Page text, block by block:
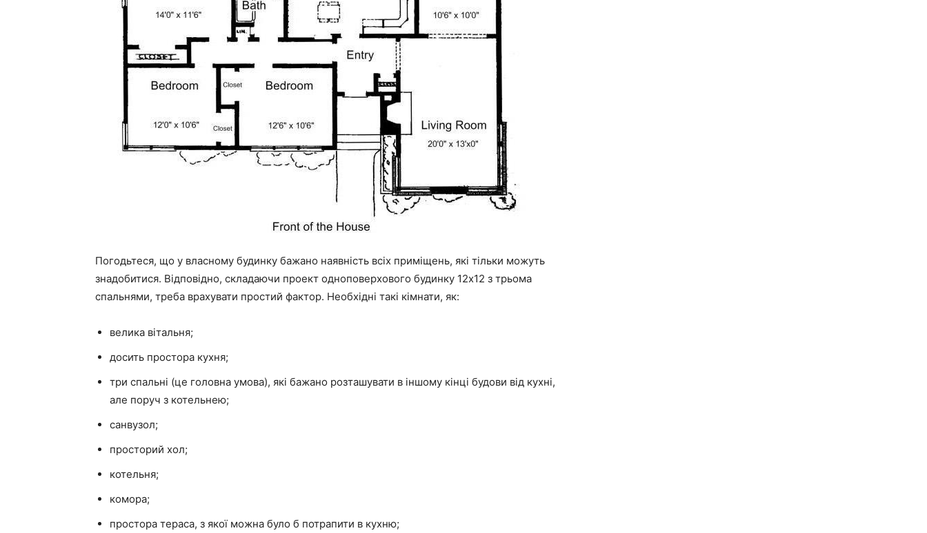
Погодьтеся, що у власному будинку бажано наявність всіх приміщень, які тільки можуть
знадобитися. Відповідно, складаючи проект одноповерхового будинку 12х12 з трьома
спальнями, треба врахувати простий фактор. Необхідні такі кімнати, як:
велика вітальня;
досить простора кухня;
три спальні (це головна умова), які бажано розташувати в іншому кінці будови від кухні,
але поруч з котельнею;
санвузол;
просторий хол;
котельня;
комора;
простора тераса, з якої можна було б потрапити в кухню;